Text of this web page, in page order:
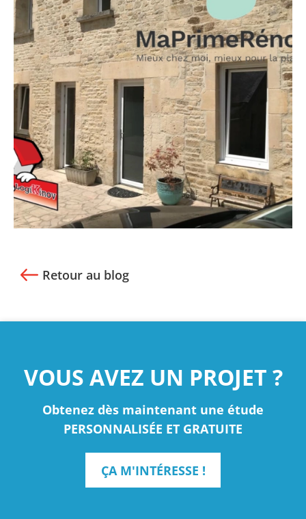
Retour au blog
VOUS AVEZ UN PROJET ?
Obtenez dès maintenant une étude
PERSONNALISÉE ET GRATUITE
ÇA M'INTÉRESSE !